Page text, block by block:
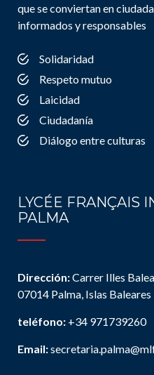
que se conviertan en
informados y responsables
Solidaridad
Respeto mutuo
Laicidad
Ciudadanía
Diálogo entre culturas
LYCÉE FRANÇAIS
PALMA
Dirección:Carrer Illes
07014 Palma, Islas Baleares
teléfono: +34 971739260
Email: